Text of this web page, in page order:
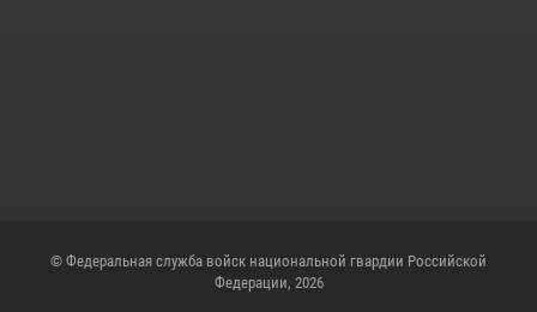
© Федеральная служба войск национальной гвардии Российской
Федерации, 2026